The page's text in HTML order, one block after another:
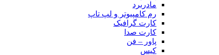
مادربرد
رم کامپیوتر و لپ تاپ
کارت گرافیک
کارت صدا
پاور – فن
کیس